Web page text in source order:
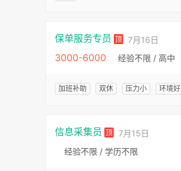
保单服务专员 顶 7月16日
3000-6000 经验不限 / 高中
加班补助 双休 压力小 环境好
信息采集员 顶
7月15日
经验不限 / 学历不限